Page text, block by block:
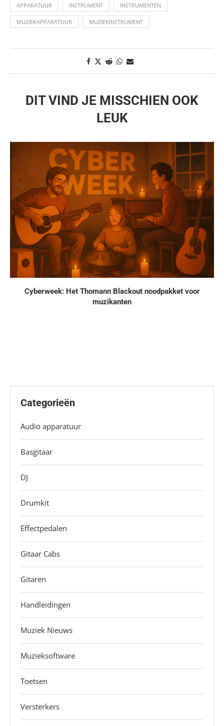
APPARATUUR INSTRUMENT INSTRUMENTEN
MUZIEKAPPARATUUR MUZIEKINSTRUMENT
DIT VIND JE MISSCHIEN OOK
LEUK
Cyberweek: Het Thomann Blackout noodpakket voor
muzikanten
Categorieën
Audio apparatuur
Basgitaar
DJ
Drumkit
Effectpedalen
Gitaar Cabs
Gitaren
Handleidingen
Muziek Nieuws
Muzieksoftware
Toetsen
Versterkers